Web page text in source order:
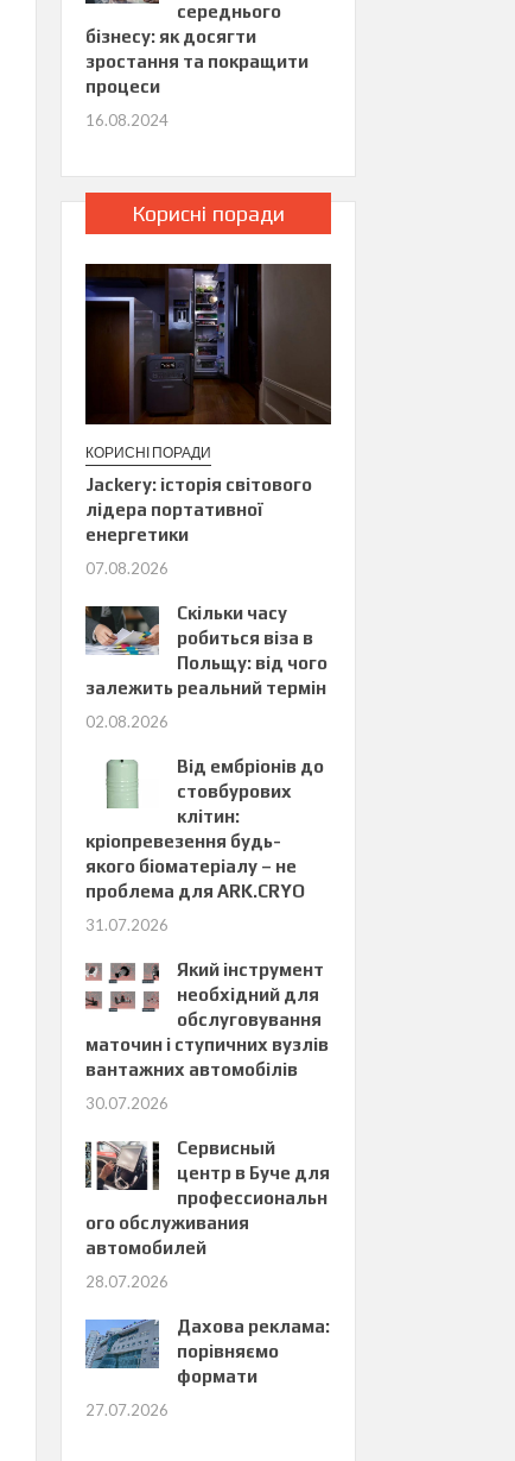
середнього
бізнесу: як досягти
зростання та покращити
процеси
16.08.2024
Корисні поради
КОРИСНІ ПОРАДИ
Jackery: історія світового
лідера портативної
енергетики
07.08.2026
Скільки часу
робиться віза в
Польщу: від чого
залежить реальний термін
02.08.2026
Від ембріонів до
стовбурових
клітин:
кріопревезення будь-
якого біоматеріалу – не
проблема для ARK.CRYO
31.07.2026
Який інструмент
необхідний для
обслуговування
маточин і ступичних вузлів
вантажних автомобілів
30.07.2026
Сервисный
центр в Буче для
профессиональн
ого обслуживания
автомобилей
28.07.2026
Дахова реклама:
порівняємо
формати
27.07.2026